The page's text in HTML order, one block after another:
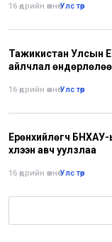
16 өдрийн өмнө•Улс төр
Тажикистан Улсын
айлчлал өндөрлөлөө
16 өдрийн өмнө•Улс төр
Ерөнхийлөгч
хүлээн авч уулзлаа
16 өдрийн өмнө•Улс төр